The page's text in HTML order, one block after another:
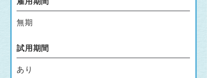
無期
試用期間
あり